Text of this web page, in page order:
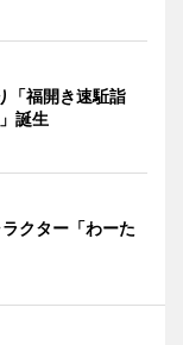
「福開き速駈詣
誕生
クター「わーた